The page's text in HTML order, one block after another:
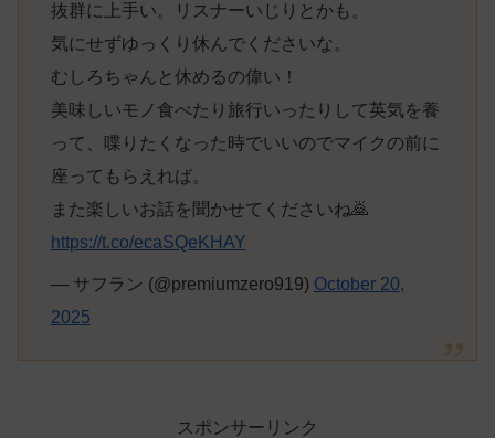
抜群に上手い。リスナーいじりとかも。
気にせずゆっくり休んでくださいな。
むしろちゃんと休めるの偉い！
美味しいモノ食べたり旅行いったりして英気を養
って、喋りたくなった時でいいのでマイクの前に
座ってもらえれば。
また楽しいお話を聞かせてくださいね🙇
https://t.co/ecaSQeKHAY
— サフラン (@premiumzero919) October 20,
2025
スポンサーリンク